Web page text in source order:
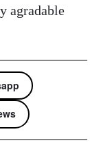
agradable